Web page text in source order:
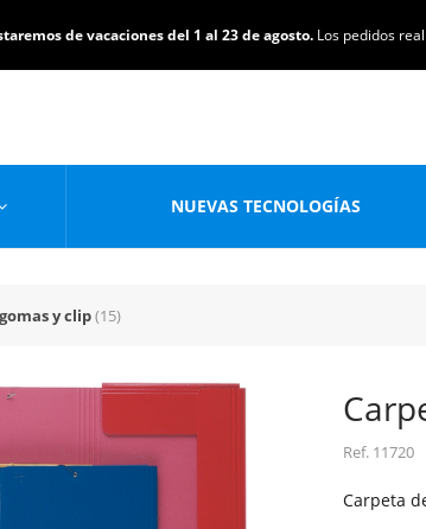
de vacaciones del 1 al 23 de agosto. Los pedidos
NUEVAS TECNOLOGÍAS
y clip(15)
Ref. 11720
Carpeta